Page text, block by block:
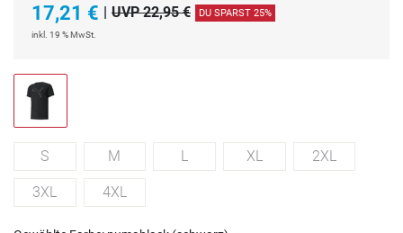
17,21 € UVP 22,95 € DU SPARST 25%
inkl. 19 % MwSt.
S M L XL 2XL
3XL 4XL